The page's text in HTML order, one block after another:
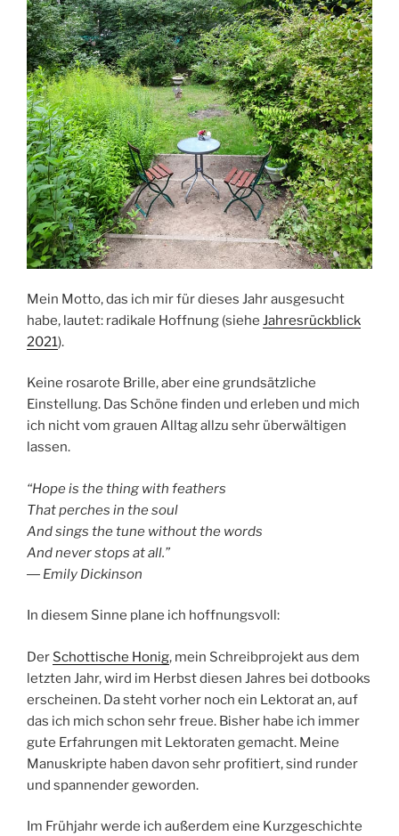
Mein Motto, das ich mir für dieses Jahr ausgesucht
habe, lautet: radikale Hoffnung (siehe Jahresrückblick
2021).
Keine rosarote Brille, aber eine grundsätzliche
Einstellung. Das Schöne finden und erleben und mich
ich nicht vom grauen Alltag allzu sehr überwältigen
lassen.
“Hope is the thing with feathers
That perches in the soul
And sings the tune without the words
And never stops at all.”
― Emily Dickinson
In diesem Sinne plane ich hoffnungsvoll:
Der Schottische Honig, mein Schreibprojekt aus dem
letzten Jahr, wird im Herbst diesen Jahres bei dotbooks
erscheinen. Da steht vorher noch ein Lektorat an, auf
das ich mich schon sehr freue. Bisher habe ich immer
gute Erfahrungen mit Lektoraten gemacht. Meine
Manuskripte haben davon sehr profitiert, sind runder
und spannender geworden.
Im Frühjahr werde ich außerdem eine Kurzgeschichte